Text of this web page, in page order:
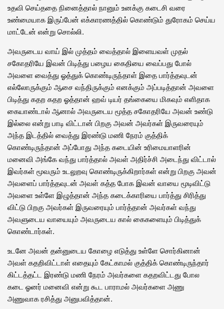
உதவி செய்ததை நினைத்தால் நானும் உனக்கு கடைசி வரை
உண்மையாக இருப்பேன் எக்காரணத்தில் கொண்டும் துரோகம் செய்ய
மாட்டேன் என்று சொல்லி.
அவருடைய வாய் இல் முத்தம் வைத்தால் இளையவள் முதல்
சகோதரியே இவன் பிடித்து பழைய கைதியை வைப்பது போல்
அவளை வைத்து ஓத்துக் கொண்டிருந்தாள் இதை பார்த்தவுடன்
எல்லோருக்கும் ஆசை வந்திருக்கும் எனக்கும் அப்படித்தான் அவளை
பிடித்து கதற கதற ஓத்தான் ஹவ் டியர் தங்கையை மிகவும் எளிதாக
கையாண்டால் ஆனால் அவருடைய மூத்த சகோதரியே அவன் உண்டு
இல்லை என்று பாடி விட்டான் பிறகு அவன் அவர்கள் இருவரையும்
அந்த இடத்தில் வைத்து இரண்டு மணி நேரம் குத்திக்
கொண்டிருந்தான் அப்போது அந்த கடையின் உரிமையாளரின்
மனைவி அங்கே வந்து பார்த்தால் அவள் அதிர்ச்சி அடைந்து விட்டால்
இவர்கள் மூவரும் உடலுறவு கொண்டிருக்கிறார்கள் என்று பிறகு அவன்
அவளைப் பார்த்தவுடன் அவள் கத்த போக இவன் வாயை மூடிவிட்டு
அவளை உள்ளே இழுத்தான் அந்த கடைக்காரியை பார்த்து சிரித்து
விட்டு பிறகு அவர்கள் இருவரையும் பார்த்தான் அவர்கள் வந்து
அவளுடைய வாயையும் அவருடைய கால் கைகளையும் பிடித்துக்
கொண்டார்கள்.
உடனே அவன் தன்னுடைய கோழை எடுத்து உள்ளே சொர்கினான்
அவள் கதறிவிட்டாள் எதையும் கேட்காமல் குத்திக் கொண்டிருந்தார்
கிட்டத்தட்ட இரண்டு மணி நேரம் அவர்களை கதறவிட்டது போல
கடை ஓனர் மனைவி என்று கூட பாராமல் அவர்களை அணு
அணுவாக ரசித்து அனுபவித்தான்.